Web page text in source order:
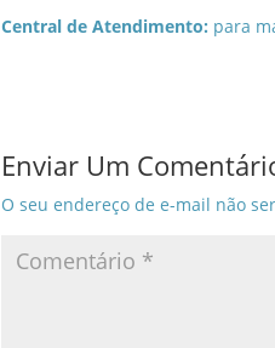
Central de Atendimento: para
Enviar Um
O seu endereço de e-mail não